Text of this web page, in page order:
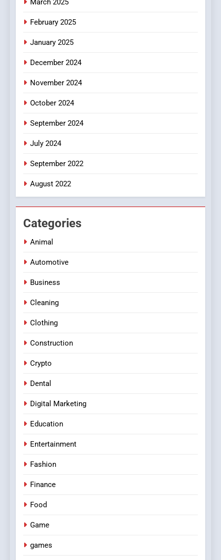
8
March 2025
February 2025
January 2025
December 2024
November 2024
October 2024
September 2024
July 2024
September 2022
August 2022
Categories
Animal
Automotive
Business
Cleaning
Clothing
Construction
Crypto
Dental
Digital Marketing
Education
Entertainment
Fashion
Finance
Food
Game
games